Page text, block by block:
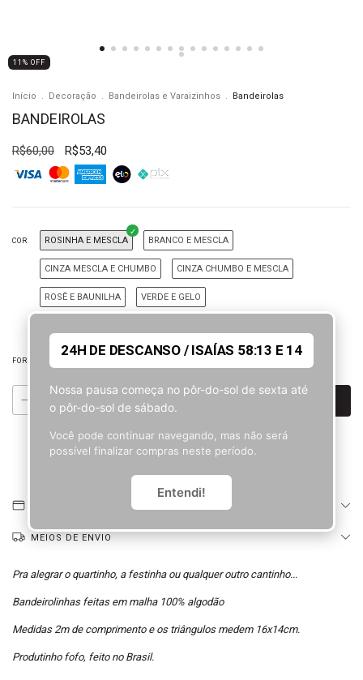
11 % OFF
Início . Decoração . Bandeirolas e Varaizinhos . Bandeirolas
BANDEIROLAS
R$60,00 R$53,40
COR ROSINHA E MESCLA BRANCO E MESCLA
CINZA MESCLA E CHUMBO CINZA CHUMBO E MESCLA
ROSÊ E BAUNILHA VERDE E GELO
FORMATO
COMPRE PELO WHATSAPP
MEIOS DE PAGAMENTO
MEIOS DE ENVIO
Pra alegrar o quartinho, a festinha ou qualquer outro cantinho...
Bandeirolinhas feitas em malha 100% algodão
Medidas 2m de comprimento e os triângulos medem 16x14cm.
Produtinho fofo, feito no Brasil.
24H DE DESCANSO / ISAÍAS 58:13 E 14
Nossa pausa começa no pôr-do-sol de sexta até
o pôr-do-sol de sábado.
Você pode continuar navegando, mas não será
possível finalizar compras neste período.
Entendi!